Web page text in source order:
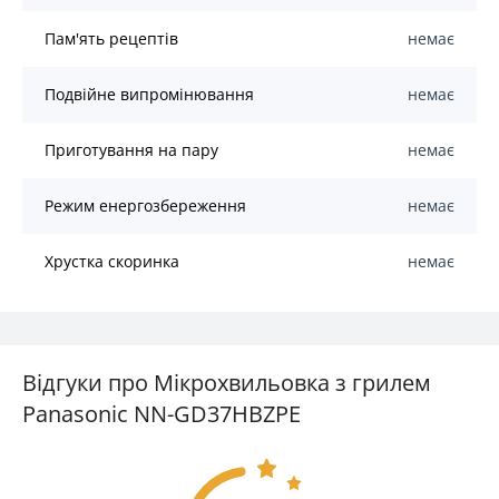
Пам'ять рецептів немає
Подвійне випромінювання немає
Приготування на пару немає
Режим енергозбереження немає
Хрустка скоринка немає
Відгуки про Мікрохвильовка з грилем
Panasonic NN-GD37HBZPE